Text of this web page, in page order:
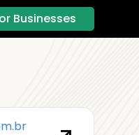
Businesses